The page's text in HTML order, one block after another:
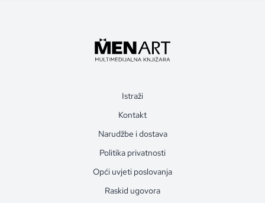
Istraži
Kontakt
Narudžbe i dostava
Politika privatnosti
Opći uvjeti poslovanja
Raskid ugovora